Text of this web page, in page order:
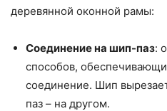
деревянной оконной рамы:
Соединение на шип-паз:
способов,
соединение. Шип
паз – на другом.